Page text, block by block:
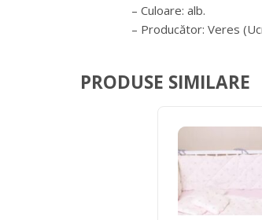
– Culoare: alb.
– Producător: Veres
PRODUSE SIMILARE